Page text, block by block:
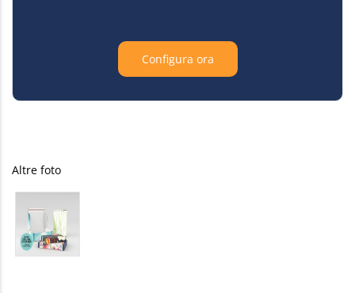
Configura ora
Altre foto